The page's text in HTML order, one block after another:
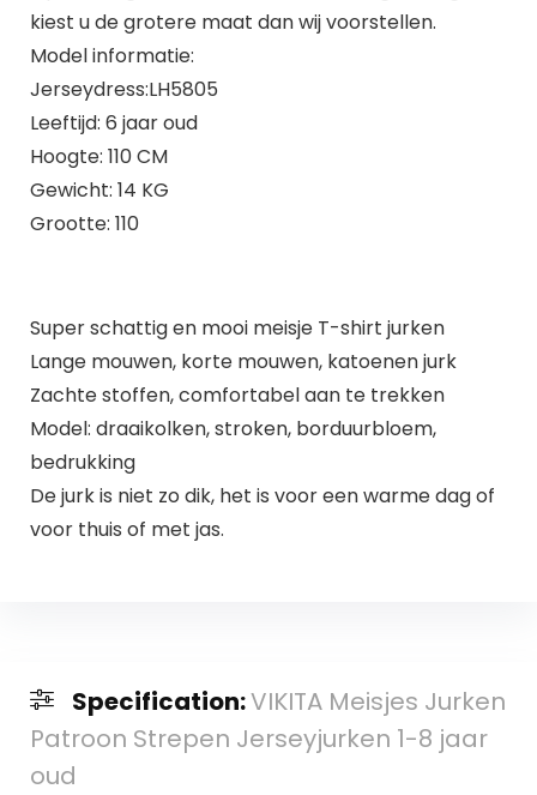
kiest u de grotere maat dan wij voorstellen.
Model informatie:
Jerseydress:LH5805
Leeftijd: 6 jaar oud
Hoogte: 110 CM
Gewicht: 14 KG
Grootte: 110
Super schattig en mooi meisje T-shirt jurken
Lange mouwen, korte mouwen, katoenen jurk
Zachte stoffen, comfortabel aan te trekken
Model: draaikolken, stroken, borduurbloem,
bedrukking
De jurk is niet zo dik, het is voor een warme dag of
voor thuis of met jas.
Specification:VIKITA Meisjes Jurken
Patroon Strepen Jerseyjurken 1-8 jaar
oud